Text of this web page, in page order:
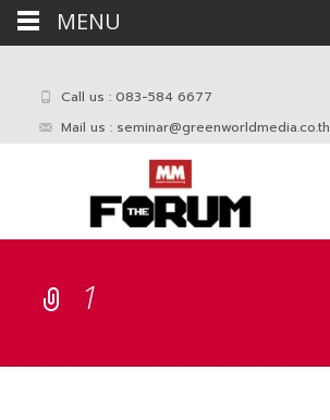
Call us : 083-584 6677
Mail us : seminar@greenworldmedia.co.th
1
MENU